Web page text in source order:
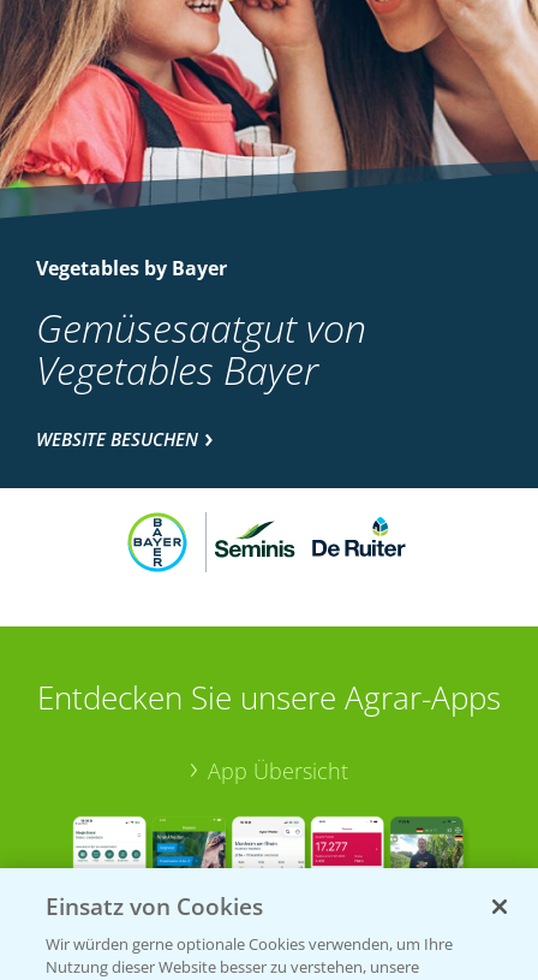
Vegetables by Bayer
Gemüsesaatgut von
Vegetables Bayer
WEBSITE BESUCHEN
Entdecken Sie unsere Agrar-Apps
App Übersicht
Einsatz von Cookies
Wir würden gerne optionale Cookies verwenden, um Ihre
Nutzung dieser Website besser zu verstehen, unsere